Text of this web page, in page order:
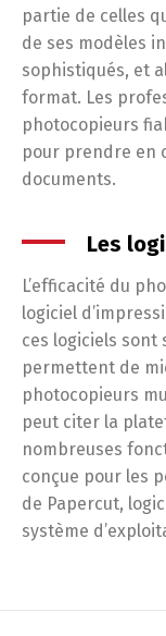
partie de celles
de ses modèles
sophistiqués, et
format. Les
photocopieurs
pour prendre en
documents.
Les
L’efficacité du
logiciel
ces logiciels sont
permettent de
photocopieurs
peut citer la
nombreuses
conçue pour les
de Papercut,
système